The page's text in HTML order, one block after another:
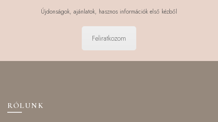
Újdonságok, ajánlatok, hasznos információk első kézből
Feliratkozom
RÓLUNK